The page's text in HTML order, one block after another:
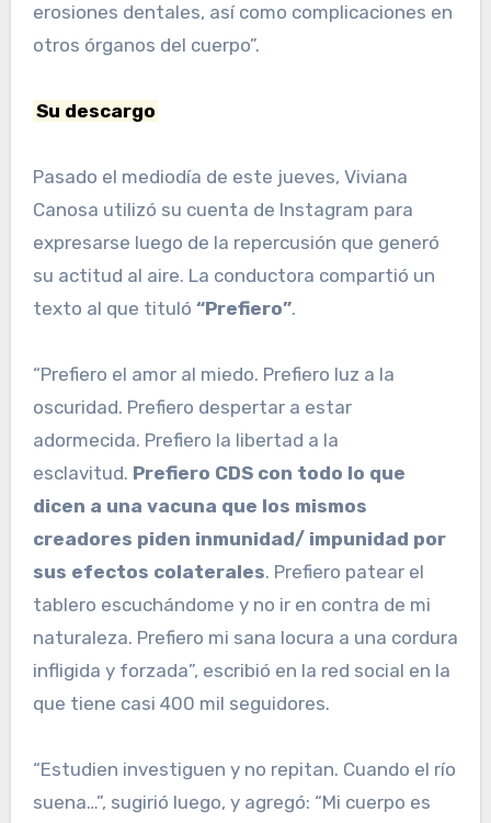
erosiones dentales, así como complicaciones en
otros órganos del cuerpo”.
Su descargo
Pasado el mediodía de este jueves, Viviana
Canosa utilizó su cuenta de Instagram para
expresarse luego de la repercusión que generó
su actitud al aire. La conductora compartió un
texto al que tituló “Prefiero”.
“Prefiero el amor al miedo. Prefiero luz a la
oscuridad. Prefiero despertar a estar
adormecida. Prefiero la libertad a la
esclavitud. Prefiero CDS con todo lo que
dicen a una vacuna que los mismos
creadores piden inmunidad/ impunidad por
sus efectos colaterales. Prefiero patear el
tablero escuchándome y no ir en contra de mi
naturaleza. Prefiero mi sana locura a una cordura
infligida y forzada”, escribió en la red social en la
que tiene casi 400 mil seguidores.
“Estudien investiguen y no repitan. Cuando el río
suena…”, sugirió luego, y agregó: “Mi cuerpo es